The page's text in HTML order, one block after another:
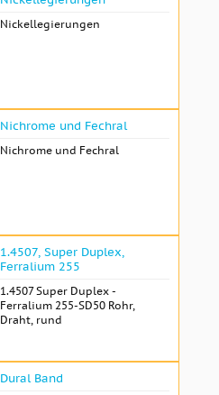
Nickellegierungen
Nichrome und Fechral
Nichrome und Fechral
1.4507, Super Duplex,
Ferralium 255
1.4507 Super Duplex -
Ferralium 255-SD50 Rohr,
Draht, rund
Dural Band